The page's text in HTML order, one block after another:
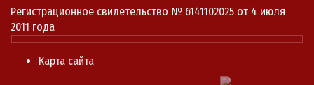
Регистрационное свидетельство № 6141102025 от 4 июля
2011 года
Карта сайта